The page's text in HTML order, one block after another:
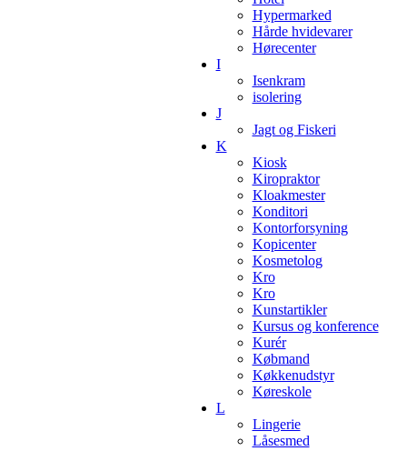
Hypermarked
Hårde hvidevarer
Hørecenter
I
Isenkram
isolering
J
Jagt og Fiskeri
K
Kiosk
Kiropraktor
Kloakmester
Konditori
Kontorforsyning
Kopicenter
Kosmetolog
Kro
Kro
Kunstartikler
Kursus og konference
Kurér
Købmand
Køkkenudstyr
Køreskole
L
Lingerie
Låsesmed